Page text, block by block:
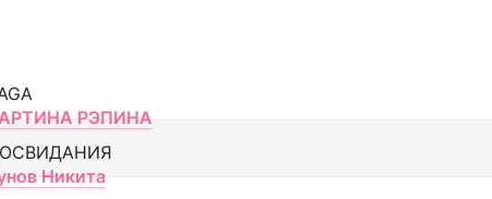
РЭПИНА
Никита